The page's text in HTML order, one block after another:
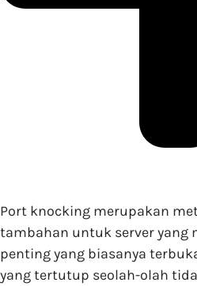
Port knocking merupakan
tambahan untuk server yang
penting yang biasanya
yang tertutup seolah-olah